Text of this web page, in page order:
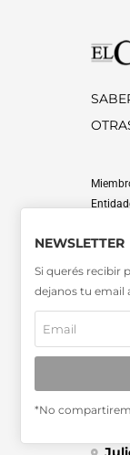
NEWSLETTER
Si querés recibir
dejanos tu email
*No